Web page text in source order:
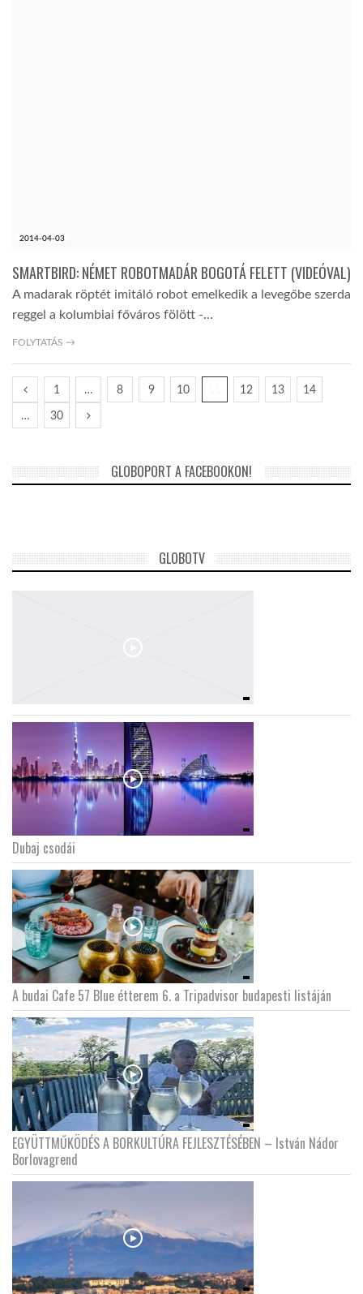
2014-04-03
SMARTBIRD: NÉMET ROBOTMADÁR BOGOTÁ FELETT (VIDEÓVAL)
A madarak röptét imitáló robot emelkedik a levegőbe szerda
reggel a kolumbiai főváros fölött -…
FOLYTATÁS →
1 … 8 9 10 12 13 14
… 30
GLOBOPORT A FACEBOOKON!
GLOBOTV
Dubaj csodái
A budai Cafe 57 Blue étterem 6. a Tripadvisor budapesti listáján
EGYÜTTMŰKÖDÉS A BORKULTÚRA FEJLESZTÉSÉBEN – István Nádor
Borlovagrend